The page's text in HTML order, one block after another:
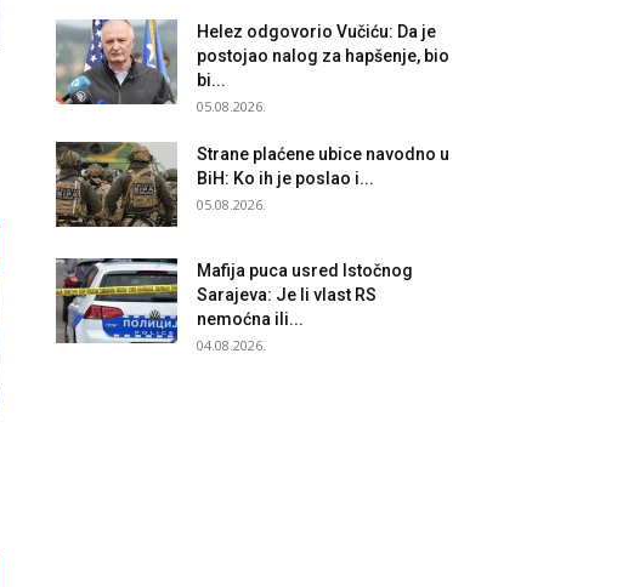
Helez odgovorio Vučiću: Da je
postojao nalog za hapšenje, bio
bi...
05.08.2026.
Strane plaćene ubice navodno u
BiH: Ko ih je poslao i...
05.08.2026.
Mafija puca usred Istočnog
Sarajeva: Je li vlast RS
nemoćna ili...
04.08.2026.